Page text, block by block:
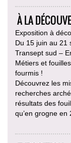
À LA
Exposition à
Du 15 juin au 21
Transept sud –
Métiers et
fourmis !
Découvrez les
recherches
résultats des
qu’en grogne en